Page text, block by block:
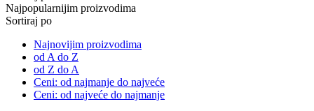
Najpopularnijim proizvodima
Sortiraj po
Najnovijim proizvodima
od A do Z
od Z do A
Ceni: od najmanje do najveće
Ceni: od najveće do najmanje